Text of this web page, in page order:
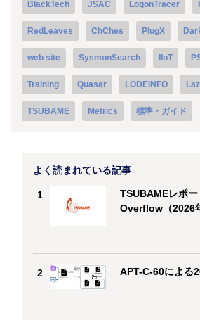
BlackTech JSAC LogonTracer
RedLeaves ChChes PlugX
web site SysmonSearch IIoT
Training Quasar LODEINFO
TSUBAME Metrics 標準・ガイド
よく読まれている記事
1
TSUBAMEレポー
Overflow（2026
2 APT-C-60による